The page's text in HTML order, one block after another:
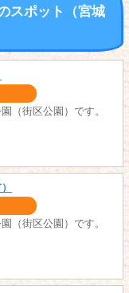
スポット（宮城
（街区公園）です。
（街区公園）です。